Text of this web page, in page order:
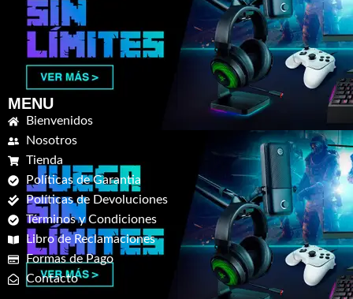
MENU
Bienvenidos
Nosotros
Tienda
Políticas de Garantia
Políticas de Devoluciones
Términos y Condiciones
Libro de Reclamaciones
Formas de Pago
Contacto